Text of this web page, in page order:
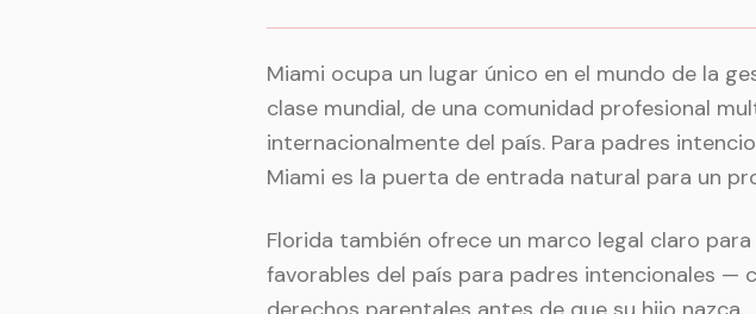
Miami ocupa un lugar único en el mundo de la
clase mundial, de una comunidad profesional
internacionalmente del país. Para padres
Miami es la puerta de entrada natural para un
Florida también ofrece un marco legal claro
favorables del país para padres intencionales —